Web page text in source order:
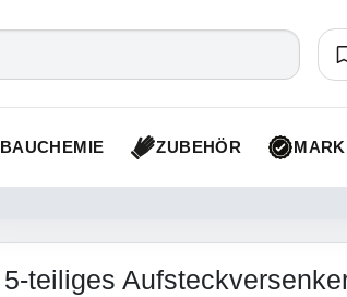
BAUCHEMIE ZUBEHÖR
5-teiliges